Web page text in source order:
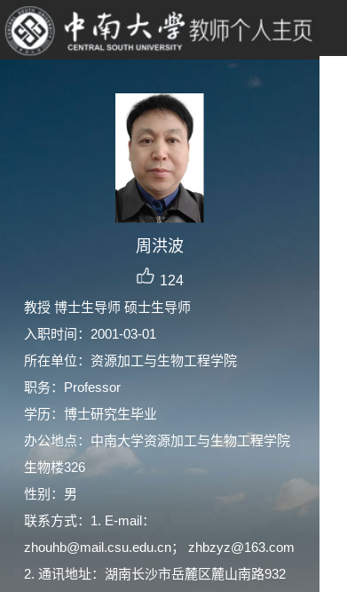
周洪波
124
教授 博士生导师 硕士生导师
入职时间：2001-03-01
所在单位：资源加工与生物工程学院
职务：Professor
学历：博士研究生毕业
办公地点：中南大学资源加工与生物工程学院
生物楼326
性别：男
联系方式：1. E-mail：
zhouhb@mail.csu.edu.cn； zhbzyz@163.com
2. 通讯地址：湖南长沙市岳麓区麓山南路932